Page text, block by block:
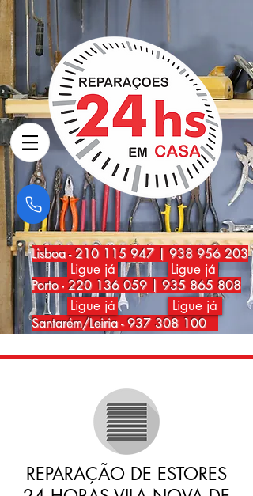
Ligue já Ligue já
Lisboa-210 115 947|938 956 203
Porto- 220 136 059 |935 865 808
Santarém/Leiria -937 308 100
Ligue já Ligue já
REPARAÇÃO DE ESTORES